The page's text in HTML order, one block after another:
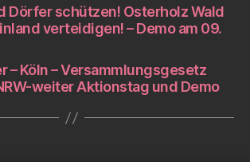
Dörfer schützen! Osterholz Wald
verteidigen! – Demo am 09.
– Köln – Versammlungsgesetz
weiter Aktionstag und Demo